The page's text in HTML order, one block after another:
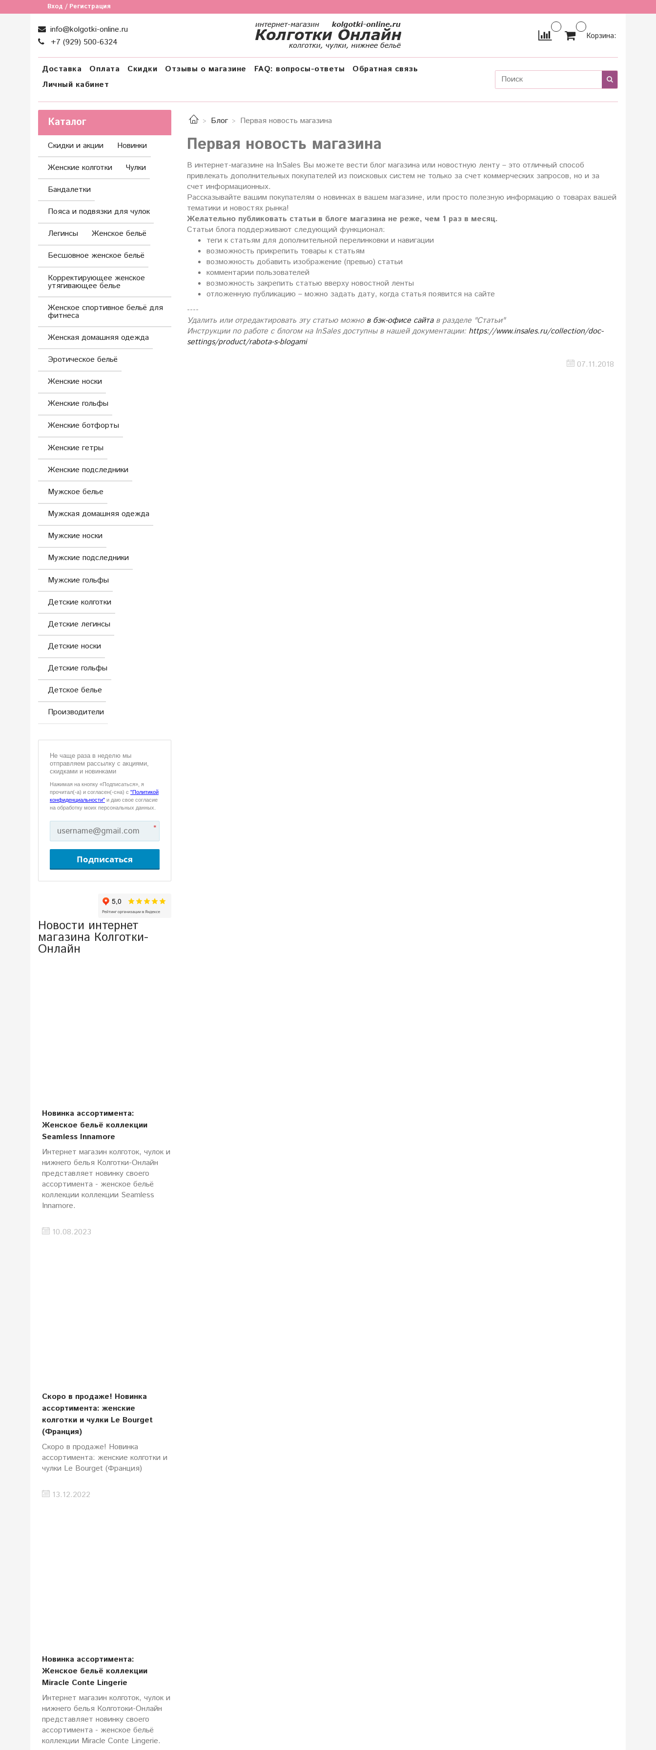
Вход / Регистрация
info@kolgotki-online.ru
+7 (929) 500-6324
Корзина:
Доставка Оплата Скидки Отзывы о магазине FAQ: вопросы-ответы
Обратная связь
Личный кабинет
Блог Первая новость магазина
Первая новость магазина
В интернет-магазине на InSales Вы можете вести блог магазина или новостную ленту – это отличный способ
привлекать дополнительных покупателей из поисковых систем не только за счет коммерческих запросов, но и за
счет информационных.
Рассказывайте вашим покупателям о новинках в вашем магазине, или просто полезную информацию о товарах вашей
тематики и новостях рынка!
Желательно публиковать статьи в блоге магазина не реже, чем 1 раз в месяц.
Статьи блога поддерживают следующий функционал:
теги к статьям для дополнительной перелинковки и навигации
возможность прикрепить товары к статьям
возможность добавить изображение (превью) статьи
комментарии пользователей
возможность закрепить статью вверху новостной ленты
отложенную публикацию – можно задать дату, когда статья появится на сайте
----
Удалить или отредактировать эту статью можно в бэк-офисе сайтав разделе "Статьи"
Инструкции по работе с блогом на InSales доступны в нашей документации: https://www.insales.ru/collection/doc-
settings/product/rabota-s-blogami
07.11.2018
Каталог
Скидки и акции
Новинки
Женские колготки
Чулки
Бандалетки
Пояса и подвязки для чулок
Легинсы
Женское бельё
Бесшовное женское бельё
Корректирующее женское
утягивающее белье
Женское спортивное бельё для
фитнеса
Женская домашняя одежда
Эротическое бельё
Женские носки
Женские гольфы
Женские ботфорты
Женские гетры
Женские подследники
Мужское белье
Мужская домашняя одежда
Мужские носки
Мужские подследники
Мужские гольфы
Детские колготки
Детские легинсы
Детские носки
Детские гольфы
Детское белье
Производители
Не чаще раза в неделю мы
отправляем рассылку с акциями,
скидками и новинками
Нажимая на кнопку «Подписаться», я
прочитал(-а) и согласен(-сна) с "Политикой
конфиденциальности" и даю свое согласие
на обработку моих персональных данных.
*
Подписаться
Новости интернет
магазина Колготки-
Онлайн
Новинка ассортимента:
Женское бельё коллекции
Seamless Innamore
Интернет магазин колготок, чулок и
нижнего белья Колготки-Онлайн
представляет новинку своего
ассортимента - женское бельё
коллекции коллекции Seamless
Innamore.
10.08.2023
Скоро в продаже! Новинка
ассортимента: женские
колготки и чулки Le Bourget
(Франция)
Скоро в продаже! Новинка
ассортимента: женские колготки и
чулки Le Bourget (Франция)
13.12.2022
Новинка ассортимента:
Женское бельё коллекции
Miracle Conte Lingerie
Интернет магазин колготок, чулок и
нижнего белья Колготоки-Онлайн
представляет новинку своего
ассортимента - женское бельё
коллекции Miracle Conte Lingerie.